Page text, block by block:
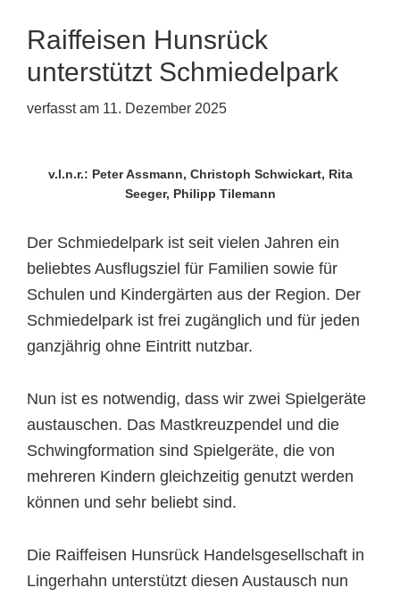
Raiffeisen Hunsrück
unterstützt Schmiedelpark
verfasst am 11. Dezember 2025
v.l.n.r.: Peter Assmann, Christoph Schwickart, Rita
Seeger, Philipp Tilemann
Der Schmiedelpark ist seit vielen Jahren ein
beliebtes Ausflugsziel für Familien sowie für
Schulen und Kindergärten aus der Region. Der
Schmiedelpark ist frei zugänglich und für jeden
ganzjährig ohne Eintritt nutzbar.
Nun ist es notwendig, dass wir zwei Spielgeräte
austauschen. Das Mastkreuzpendel und die
Schwingformation sind Spielgeräte, die von
mehreren Kindern gleichzeitig genutzt werden
können und sehr beliebt sind.
Die Raiffeisen Hunsrück Handelsgesellschaft in
Lingerhahn unterstützt diesen Austausch nun